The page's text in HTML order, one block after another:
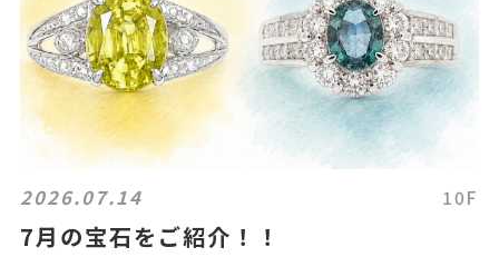
2026.07.14 10F
7月の宝石をご紹介！！